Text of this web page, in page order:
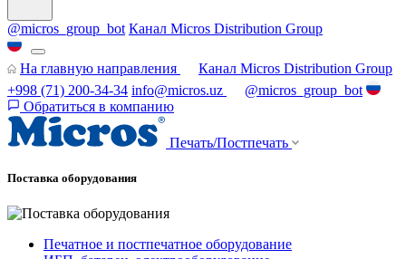
@micros_group_bot Канал Micros Distribution Group
На главную направления
Канал Micros Distribution Group
+998 (71) 200-34-34 info@micros.uz
@micros_group_bot
Обратиться в компанию
Печать/Постпечать
Поставка оборудования
Печатное и постпечатное оборудование